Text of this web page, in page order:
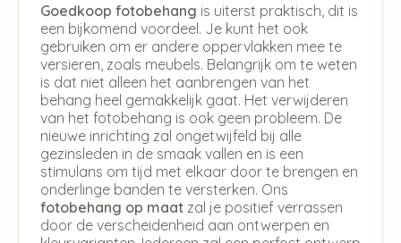
Goedkoop fotobehang is uiterst praktisch, dit is
een bijkomend voordeel. Je kunt het ook
gebruiken om er andere oppervlakken mee te
versieren, zoals meubels. Belangrijk om te weten
is dat niet alleen het aanbrengen van het
behang heel gemakkelijk gaat. Het verwijderen
van het fotobehang is ook geen probleem. De
nieuwe inrichting zal ongetwijfeld bij alle
gezinsleden in de smaak vallen en is een
stimulans om tijd met elkaar door te brengen en
onderlinge banden te versterken. Ons
fotobehang op maat zal je positief verrassen
door de verscheidenheid aan ontwerpen en